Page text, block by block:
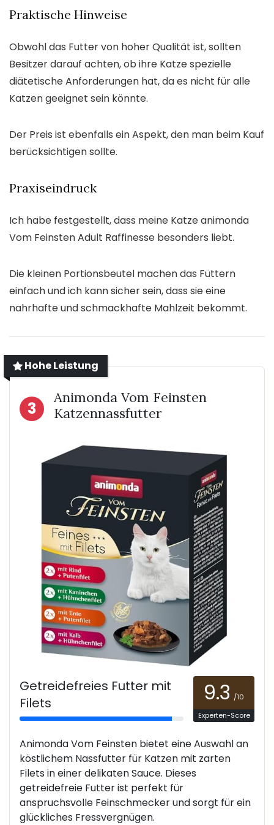
Praktische Hinweise
Obwohl das Futter von hoher Qualität ist, sollten
Besitzer darauf achten, ob ihre Katze spezielle
diätetische Anforderungen hat, da es nicht für alle
Katzen geeignet sein könnte.
Der Preis ist ebenfalls ein Aspekt, den man beim Kauf
berücksichtigen sollte.
Praxiseindruck
Ich habe festgestellt, dass meine Katze animonda
Vom Feinsten Adult Raffinesse besonders liebt.
Die kleinen Portionsbeutel machen das Füttern
einfach und ich kann sicher sein, dass sie eine
nahrhafte und schmackhafte Mahlzeit bekommt.
Hohe Leistung
3
Animonda Vom Feinsten
Katzennassfutter
Getreidefreies Futter mit
Filets
9.3 /10
Experten-Score
Animonda Vom Feinsten bietet eine Auswahl an
köstlichem Nassfutter für Katzen mit zarten
Filets in einer delikaten Sauce. Dieses
getreidefreie Futter ist perfekt für
anspruchsvolle Feinschmecker und sorgt für ein
glückliches Fressvergnügen.